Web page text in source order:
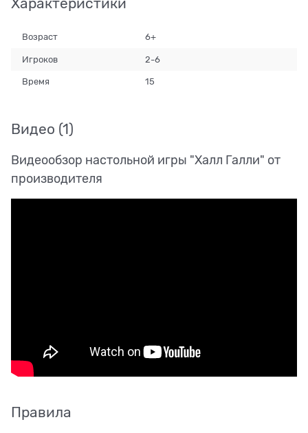
Характеристики
Возраст 6+
Игроков 2-6
Время 15
Видео (1)
Видеообзор настольной игры "Халл Галли" от
производителя
Правила